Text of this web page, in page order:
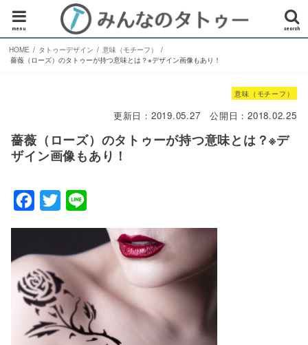
search
menu
HOME タトゥーデザイン
意味（モチーフ）
薔薇（ローズ）のタトゥーが持つ意味とは？※デザイン画像もあり！
意味（モチーフ）
更新日： 2019.05.27 公開日：2018.02.25
薔薇（ローズ）のタトゥーが持つ意味とは？※デ
ザイン画像もあり！
e
b
o
o
T
t
t
e
r
e